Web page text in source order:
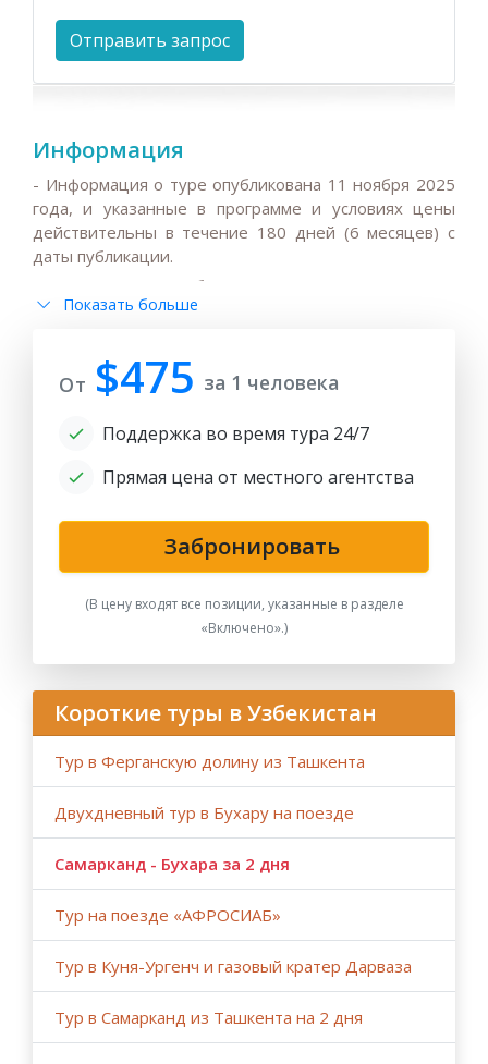
Информация
- Информация о туре опубликована 11 ноября 2025
года, и указанные в программе и условиях цены
действительны в течение 180 дней (6 месяцев) с
даты публикации.
Все цены могут быть изменены, если запрос
поступит после 180 дней с даты публикации,
проживание в отелях, цены на авиабилеты/билеты
на поезд, повышение налогов и колебания
- По запросу маршруты групповых туров могут быть
путешественников или семейных частных туров;
могут быть выше, чем в групповых предложениях.
- Если указанные в программе отели полностью
в связи с приостановкой продаж/временными
ремонтными работами, бронированием для
другие отели той же категории и с аналогичным
уровнем обслуживания в случае бронирования в
высокой интенсивности сезона.
- Мы настоятельно рекомендуем бронировать
групповые и семейные туры по Центральной Азии
за 9-6 месяцев до начала тура, но не позднее чем за
бронирования (менее чем за 3 месяца) и
бронирования в последнюю минуту (менее чем за
времени и высокой интенсивности сезона
Показать больше
От $475 за 1 человека
Поддержка во время тура 24/7
Прямая цена от местного агентства
Забронировать
(В цену входят все позиции, указанные в разделе
«Включено».)
Короткие туры в Узбекистан
Тур в Ферганскую долину из Ташкента
Двухдневный тур в Бухару на поезде
Самарканд - Бухара за 2 дня
Тур на поезде «АФРОСИАБ»
Тур в Куня-Ургенч и газовый кратер Дарваза
Тур в Самарканд из Ташкента на 2 дня